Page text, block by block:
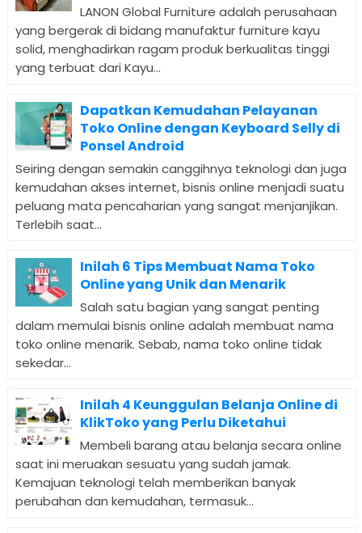
LANON Global Furniture adalah perusahaan
yang bergerak di bidang manufaktur furniture kayu
solid, menghadirkan ragam produk berkualitas tinggi
yang terbuat dari Kayu...
Dapatkan Kemudahan Pelayanan
Toko Online dengan Keyboard Selly di
Ponsel Android
Seiring dengan semakin canggihnya teknologi dan juga
kemudahan akses internet, bisnis online menjadi suatu
peluang mata pencaharian yang sangat menjanjikan.
Terlebih saat...
Inilah 6 Tips Membuat Nama Toko
Online yang Unik dan Menarik
Salah satu bagian yang sangat penting
dalam memulai bisnis online adalah membuat nama
toko online menarik. Sebab, nama toko online tidak
sekedar...
Inilah 4 Keunggulan Belanja Online di
KlikToko yang Perlu Diketahui
Membeli barang atau belanja secara online
saat ini meruakan sesuatu yang sudah jamak.
Kemajuan teknologi telah memberikan banyak
perubahan dan kemudahan, termasuk...